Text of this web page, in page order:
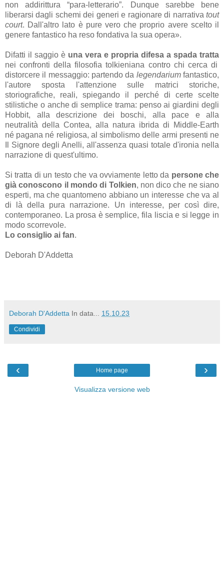
non addirittura “para-letterario”. Dunque sarebbe bene
liberarsi dagli schemi dei generi e ragionare di narrativa tout
court. Dall'altro lato è pure vero che proprio avere scelto il
genere fantastico ha reso fondativa la sua opera».
Difatti il saggio è una vera e propria difesa a spada tratta
nei confronti della filosofia tolkieniana contro chi cerca di
distorcere il messaggio: partendo da legendariumfantastico,
l'autore sposta l'attenzione sulle matrici storiche,
storiografiche, reali, spiegando il perché di certe scelte
stilistiche o anche di semplice trama: penso ai giardini degli
Hobbit, alla descrizione dei boschi, alla pace e alla
neutralità della Contea, alla natura ibrida di Middle-Earth
né pagana né religiosa, al simbolismo delle armi presenti ne
Il Signore degli Anelli, all'assenza quasi totale d'ironia nella
narrazione di quest'ultimo.
Si tratta di un testo che va ovviamente letto da persone che
già conoscono il mondo di Tolkien, non dico che ne siano
esperti, ma che quantomeno abbiano un interesse che va al
di là della pura narrazione. Un interesse, per così dire,
contemporaneo. La prosa è semplice, fila liscia e si legge in
modo scorrevole.
Lo consiglio ai fan.
Deborah D'Addetta
Deborah D'Addetta In data... 15.10.23
Condividi
‹ ›
Home page
Visualizza versione web